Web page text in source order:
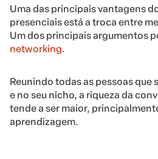
Uma das principais vantagens
presenciais está a troca entre
Um dos principais argumentos
networking.
Reunindo todas as pessoas que
e no seu nicho, a riqueza da
tende a ser maior,
aprendizagem.